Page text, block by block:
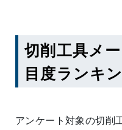
切削工具メ
目度ランキ
アンケート対象の切削